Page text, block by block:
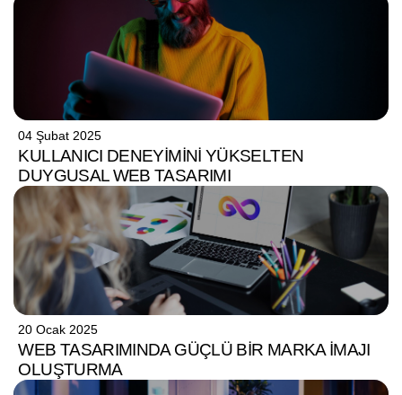
04 Şubat 2025
KULLANICI DENEYIMINI YÜKSELTEN
DUYGUSAL WEB TASARIMI
20 Ocak 2025
WEB TASARIMINDA GÜÇLÜ BIR MARKA İMAJI
OLUŞTURMA